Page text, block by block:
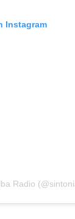
Instagram
Radio